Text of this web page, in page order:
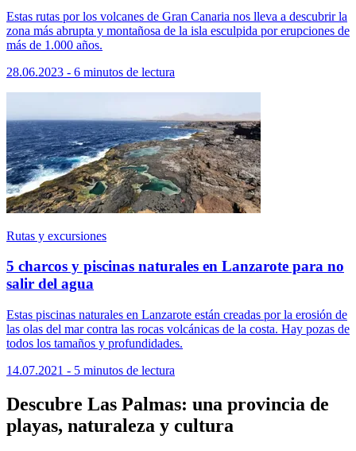
Estas rutas por los volcanes de Gran Canaria nos lleva a descubrir la
zona más abrupta y montañosa de la isla esculpida por erupciones de
más de 1.000 años.
28.06.2023 - 6 minutos de lectura
Rutas y excursiones
5 charcos y piscinas naturales en Lanzarote para no
salir del agua
Estas piscinas naturales en Lanzarote están creadas por la erosión de
las olas del mar contra las rocas volcánicas de la costa. Hay pozas de
todos los tamaños y profundidades.
14.07.2021 - 5 minutos de lectura
Descubre Las Palmas: una provincia de
playas, naturaleza y cultura